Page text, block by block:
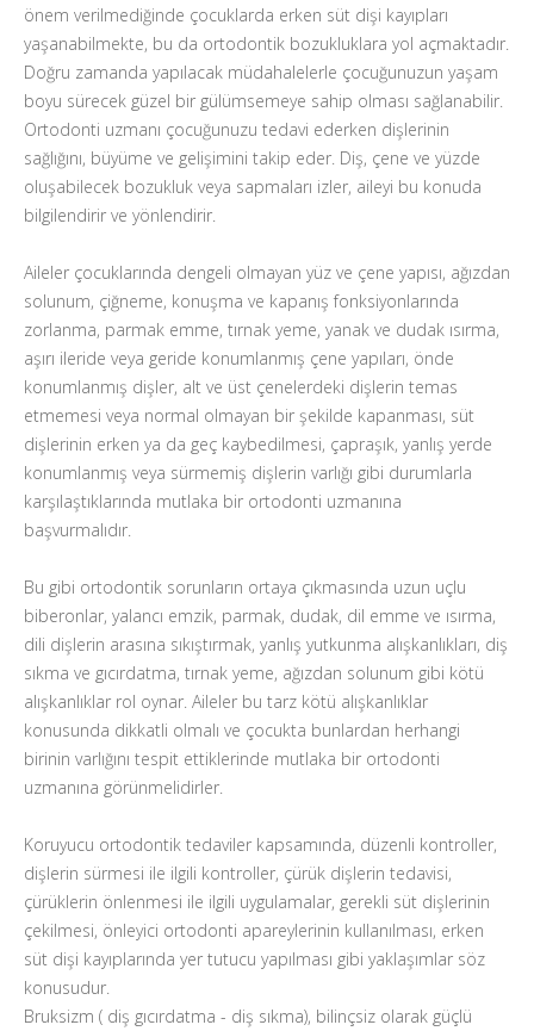
önem verilmediğinde çocuklarda erken süt dişi kayıpları
yaşanabilmekte, bu da ortodontik bozukluklara yol açmaktadır.
Doğru zamanda yapılacak müdahalelerle çocuğunuzun yaşam
boyu sürecek güzel bir gülümsemeye sahip olması sağlanabilir.
Ortodonti uzmanı çocuğunuzu tedavi ederken dişlerinin
sağlığını, büyüme ve gelişimini takip eder. Diş, çene ve yüzde
oluşabilecek bozukluk veya sapmaları izler, aileyi bu konuda
bilgilendirir ve yönlendirir.
Aileler çocuklarında dengeli olmayan yüz ve çene yapısı, ağızdan
solunum, çiğneme, konuşma ve kapanış fonksiyonlarında
zorlanma, parmak emme, tırnak yeme, yanak ve dudak ısırma,
aşırı ileride veya geride konumlanmış çene yapıları, önde
konumlanmış dişler, alt ve üst çenelerdeki dişlerin temas
etmemesi veya normal olmayan bir şekilde kapanması, süt
dişlerinin erken ya da geç kaybedilmesi, çapraşık, yanlış yerde
konumlanmış veya sürmemiş dişlerin varlığı gibi durumlarla
karşılaştıklarında mutlaka bir ortodonti uzmanına
başvurmalıdır.
Bu gibi ortodontik sorunların ortaya çıkmasında uzun uçlu
biberonlar, yalancı emzik, parmak, dudak, dil emme ve ısırma,
dili dişlerin arasına sıkıştırmak, yanlış yutkunma alışkanlıkları, diş
sıkma ve gıcırdatma, tırnak yeme, ağızdan solunum gibi kötü
alışkanlıklar rol oynar. Aileler bu tarz kötü alışkanlıklar
konusunda dikkatli olmalı ve çocukta bunlardan herhangi
birinin varlığını tespit ettiklerinde mutlaka bir ortodonti
uzmanına görünmelidirler.
Koruyucu ortodontik tedaviler kapsamında, düzenli kontroller,
dişlerin sürmesi ile ilgili kontroller, çürük dişlerin tedavisi,
çürüklerin önlenmesi ile ilgili uygulamalar, gerekli süt dişlerinin
çekilmesi, önleyici ortodonti apareylerinin kullanılması, erken
süt dişi kayıplarında yer tutucu yapılması gibi yaklaşımlar söz
konusudur.
Bruksizm ( diş gıcırdatma - diş sıkma), bilinçsiz olarak güçlü